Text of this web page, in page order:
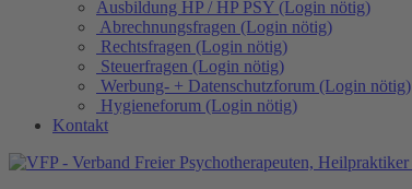
Ausbildung HP / HP PSY (Login nötig)
Abrechnungsfragen (Login nötig)
Rechtsfragen (Login nötig)
Steuerfragen (Login nötig)
Werbung- + Datenschutzforum (Login nötig)
Hygieneforum (Login nötig)
Kontakt